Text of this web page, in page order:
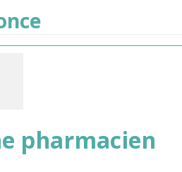
TÉTANIQUE 1500.
lactées
pharmacien